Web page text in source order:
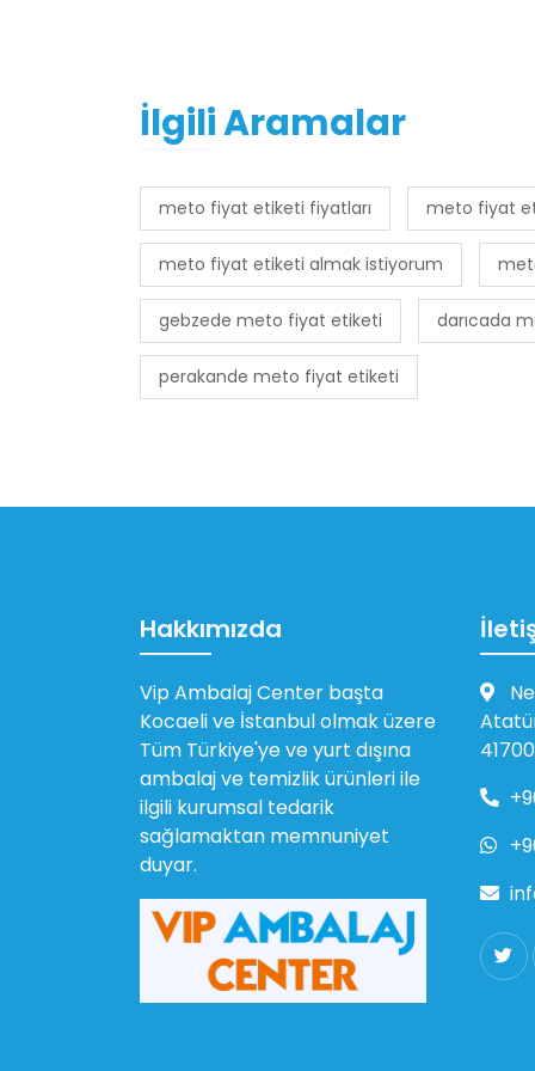
İlgili Aramalar
meto fiyat etiketi fiyatları meto fiyat
meto fiyat etiketi almak istiyorum
gebzede meto fiyat etiketi darıcada
perakande meto fiyat etiketi
Hakkımızda
Vip Ambalaj Center başta
Kocaeli ve İstanbul olmak üzere
Tüm Türkiye'ye ve yurt dışına
ambalaj ve temizlik ürünleri ile
ilgili kurumsal tedarik
sağlamaktan memnuniyet
duyar.